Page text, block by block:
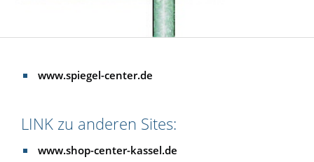
www.spiegel-center.de
LINK zu anderen Sites:
www.shop-center-kassel.de